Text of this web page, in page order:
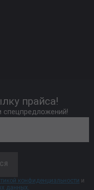
прайса!
спецпредложений!
конфиденциальности и
данных.